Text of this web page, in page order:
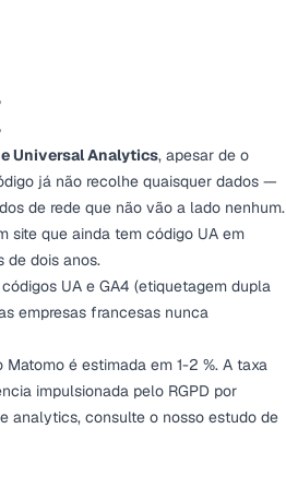
Universal Analytics, apesar de o
já não recolhe quaisquer dados —
de rede que não vão a lado nenhum.
site que ainda tem código UA em
de dois anos.
UA e GA4 (etiquetagem dupla
empresas francesas nunca
é estimada em 1-2 %. A taxa
impulsionada pelo RGPD por
analytics, consulte o nosso estudo de